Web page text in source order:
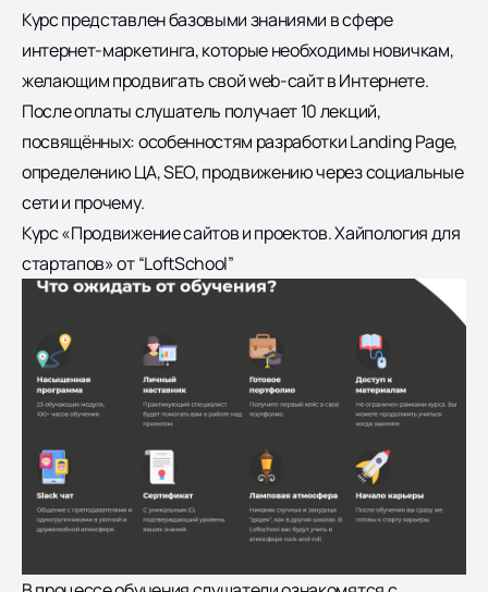
Курс представлен базовыми знаниями в сфере
интернет-маркетинга, которые необходимы новичкам,
желающим продвигать свой web-сайт в Интернете.
После оплаты слушатель получает 10 лекций,
посвящённых: особенностям разработки Landing Page,
определению ЦА, SEO, продвижению через социальные
сети и прочему.
Курс «Продвижение сайтов и проектов. Хайпология для
стартапов» от “LoftSchool”